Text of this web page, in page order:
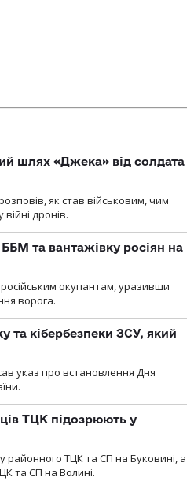
шлях «Джека» від солдата
як став військовим, чим
дронів.
та вантажівку росіян на
російським окупантам, уразивши
ворога.
та кібербезпеки ЗСУ, який
указ про встановлення Дня
ТЦК підозрюють у
ТЦК та СП на Буковині, а
та СП на Волині.